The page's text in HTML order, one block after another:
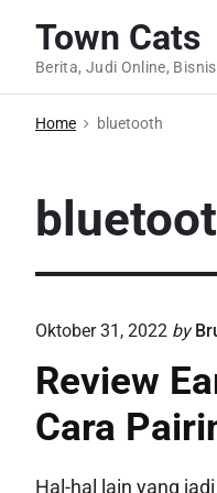
Town Cats
Berita, Judi Online,
Home bluetooth
Oktober 31, 2022 by
Review
Cara
Hal-hal lain yang